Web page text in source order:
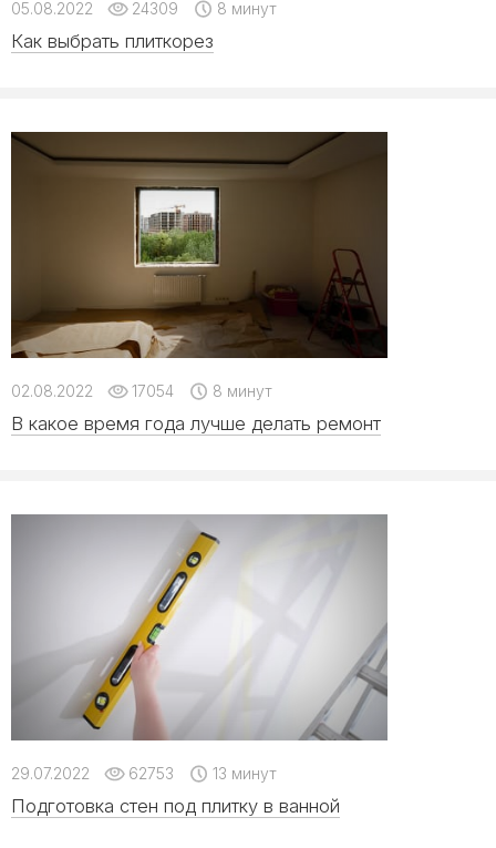
05.08.2022 24309 8 минут
Как выбрать плиткорез
02.08.2022 17054 8 минут
В какое время года лучше делать ремонт
29.07.2022 62753 13 минут
Подготовка стен под плитку в ванной